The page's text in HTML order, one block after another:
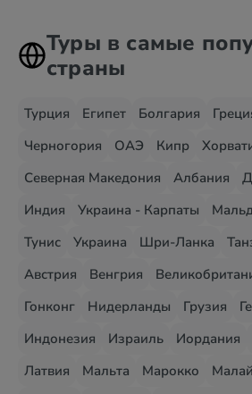
Туры в самые
страны
Турция Египет Болгария
Черногория
ОАЭ Кипр
Северная Македония
Албания
Индия
Украина - Карпаты
Тунис
Украина Шри-Ланка
Австрия
Венгрия
Гонконг
Нидерланды Грузия
Индонезия
Израиль Иордания
Латвия
Мальта Марокко